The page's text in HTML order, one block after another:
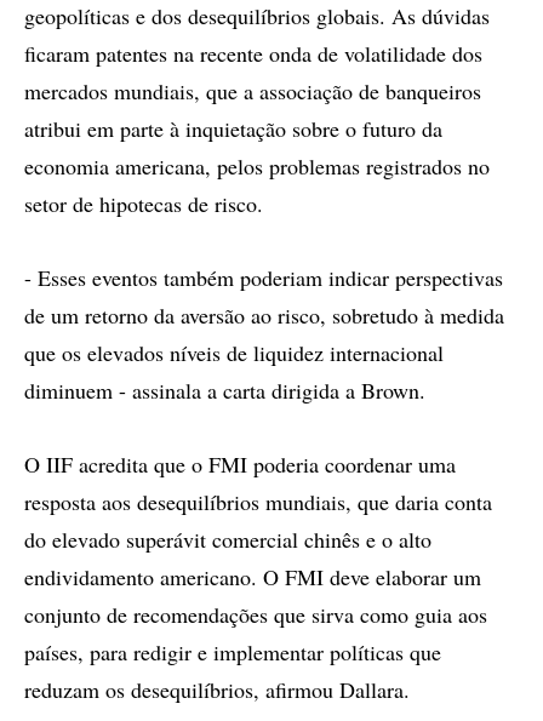
geopolíticas e dos desequilíbrios globais. As dúvidas
ficaram patentes na recente onda de volatilidade dos
mercados mundiais, que a associação de banqueiros
atribui em parte à inquietação sobre o futuro da
economia americana, pelos problemas registrados no
setor de hipotecas de risco.
- Esses eventos também poderiam indicar perspectivas
de um retorno da aversão ao risco, sobretudo à medida
que os elevados níveis de liquidez internacional
diminuem - assinala a carta dirigida a Brown.
O IIF acredita que o FMI poderia coordenar uma
resposta aos desequilíbrios mundiais, que daria conta
do elevado superávit comercial chinês e o alto
endividamento americano. O FMI deve elaborar um
conjunto de recomendações que sirva como guia aos
países, para redigir e implementar políticas que
reduzam os desequilíbrios, afirmou Dallara.